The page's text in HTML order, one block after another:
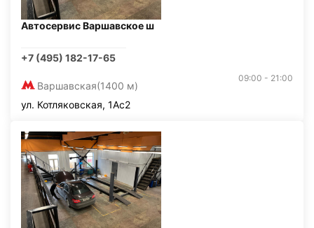
Автосервис Варшавское ш
+7 (495) 182-17-65
Варшавская(1400 м)
09:00 - 21:00
ул. Котляковская, 1Ас2